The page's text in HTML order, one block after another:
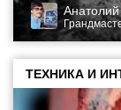
ТЕХНИКА И